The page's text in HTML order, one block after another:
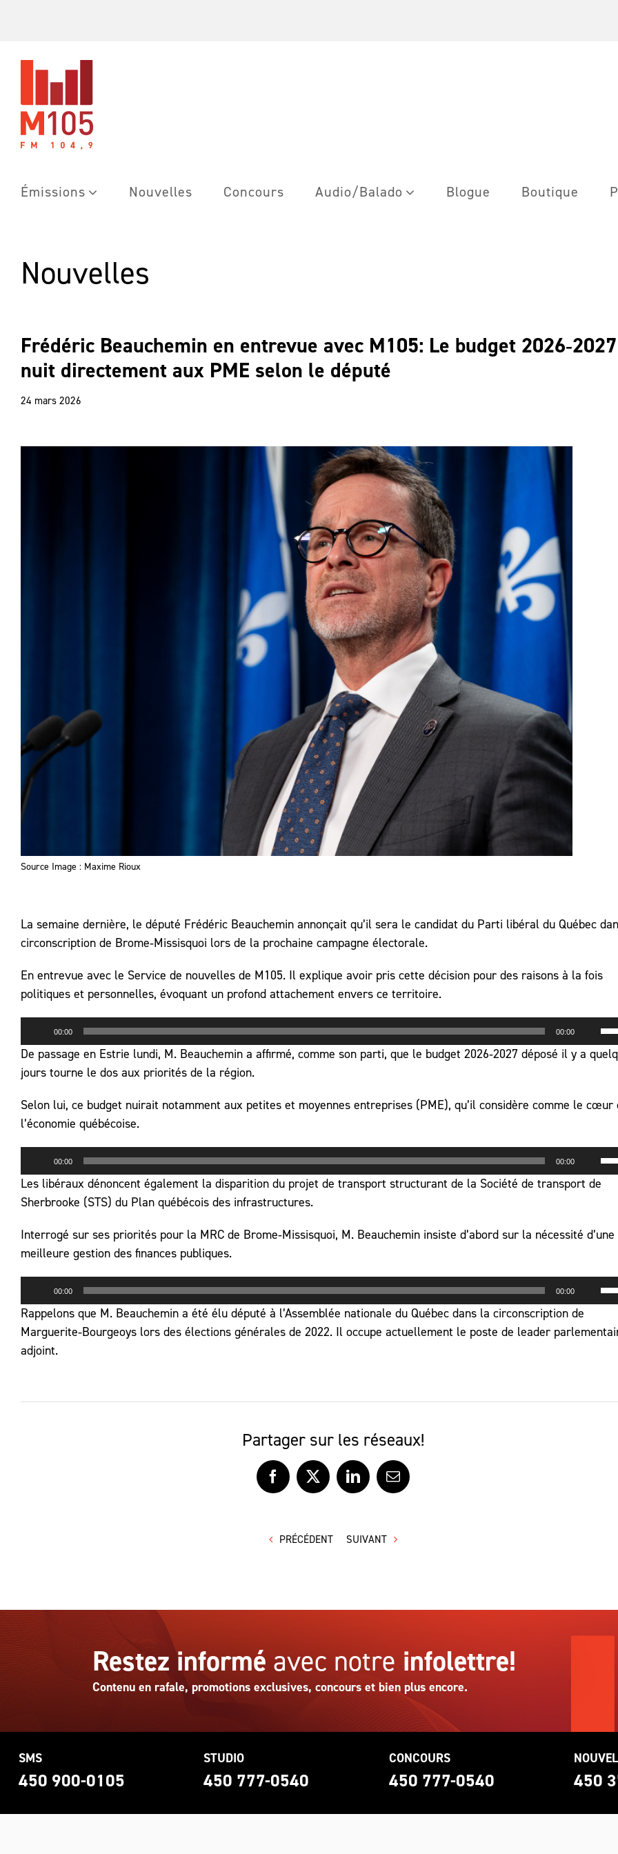
Émissions Nouvelles Concours Audio/Balado Blogue Boutique
Nouvelles
Frédéric Beauchemin en entrevue avec M105: Le budget 2026‑2027
nuit directement aux PME selon le député
24 mars 2026
Source Image : Maxime Rioux
La semaine dernière, le député Frédéric Beauchemin annonçait qu’il sera le candidat du Parti libéral du Québec
circonscription de Brome‑Missisquoi lors de la prochaine campagne électorale.
En entrevue avec le Service de nouvelles de M105. Il explique avoir pris cette décision pour des raisons à la fois
politiques et personnelles, évoquant un profond attachement envers ce territoire.
Lecteur
audio
00:00 00:00
les
le
De passage en Estrie lundi, M. Beauchemin a affirmé, comme son parti, que le budget 2026‑2027 déposé il y a
jours tourne le dos aux priorités de la région.
Selon lui, ce budget nuirait notamment aux petites et moyennes entreprises (PME), qu’il considère comme le cœur
l’économie québécoise.
Lecteur
audio
00:00 00:00
les
le
Les libéraux dénoncent également la disparition du projet de transport structurant de la Société de transport de
Sherbrooke (STS) du Plan québécois des infrastructures.
Interrogé sur ses priorités pour la MRC de Brome‑Missisquoi, M. Beauchemin insiste d’abord sur la nécessité d’une
meilleure gestion des finances publiques.
Lecteur
audio
00:00 00:00
les
Rappelons que M. Beauchemin a été élu député à l’Assemblée nationale du Québec dans la circonscription de
Marguerite‑Bourgeoys lors des élections générales de 2022. Il occupe actuellement le poste de leader
adjoint.
Partager sur les réseaux!
Facebook
X LinkedInCourriel
PRÉCÉDENT SUIVANT
Restez informé avec notre infolettre!
Contenu en rafale, promotions exclusives, concours et bien plus encore.
SMS
450 900-0105
STUDIO
450 777-0540
CONCOURS
450 777-0540 450